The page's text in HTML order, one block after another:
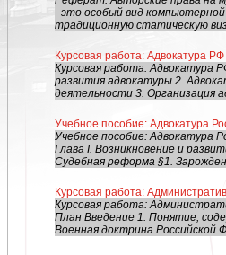
- это особый вид
традиционную статическую
Курсовая работа: Адвокатура РФ
Курсовая работа: Адвокатура
развития адвокатуры 2.
деятельности 3. Организация
Учебное пособие: Адвокатура
Учебное пособие: Адвокатура
Глава I. Возникновение и
Судебная реформа §1.
Курсовая работа:
Курсовая работа:
План Введение 1. Понятие,
Военная доктрина Российской